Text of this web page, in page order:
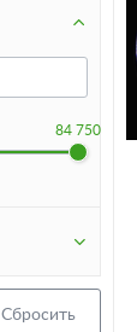
84 750
Сбросить